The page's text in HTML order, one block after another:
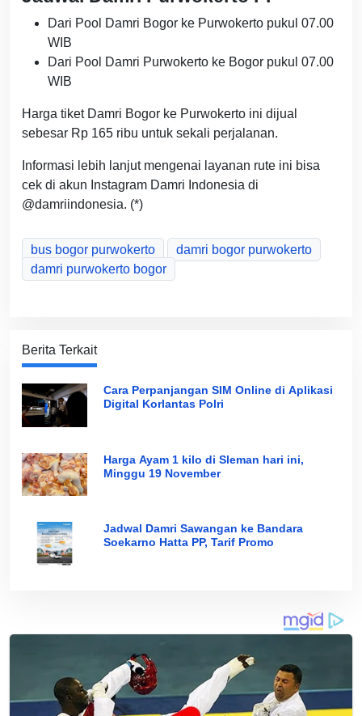
Dari Pool Damri Bogor ke Purwokerto pukul 07.00
WIB
Dari Pool Damri Purwokerto ke Bogor pukul 07.00
WIB
Harga tiket Damri Bogor ke Purwokerto ini dijual
sebesar Rp 165 ribu untuk sekali perjalanan.
Informasi lebih lanjut mengenai layanan rute ini bisa
cek di akun Instagram Damri Indonesia di
@damriindonesia. (*)
bus bogor purwokerto
damri bogor purwokerto
damri purwokerto bogor
Berita Terkait
Cara Perpanjangan SIM Online di Aplikasi
Digital Korlantas Polri
Harga Ayam 1 kilo di Sleman hari ini,
Minggu 19 November
Jadwal Damri Sawangan ke Bandara
Soekarno Hatta PP, Tarif Promo